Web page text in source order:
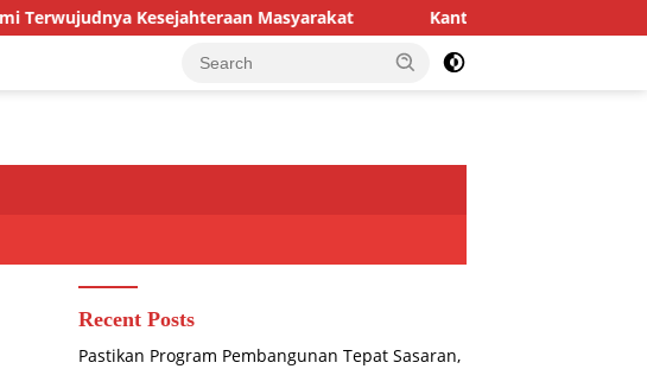
Kesejahteraan Masyarakat Kantor Desa Konarom Barat Disegel
Recent Posts
Pastikan Program Pembangunan Tepat Sasaran,